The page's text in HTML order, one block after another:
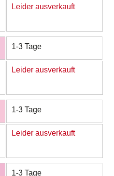
Leider ausverkauft
1-3 Tage
Leider ausverkauft
1-3 Tage
Leider ausverkauft
1-3 Tage